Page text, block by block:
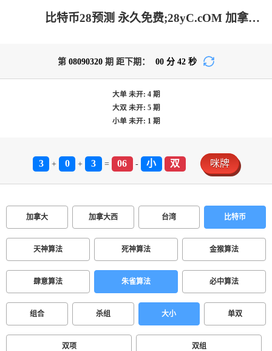
比特币28预测 永久免费;28yC.cOM 加拿大PC预测网-加拿大2.8预测|神测在线预测pc_极致火热优质的免费预测网站
第 08090320 期 距下期： 00 分 42 秒
大单 未开: 4期
大双 未开: 5期
小单 未开: 1期
3 + 0 + 3 = 06 - 小 双 咪牌
加拿大 加拿大西 台湾 比特币
天神算法 死神算法 金猴算法
肆意算法 朱雀算法 必中算法
组合 杀组 大小 单双
双项 双组